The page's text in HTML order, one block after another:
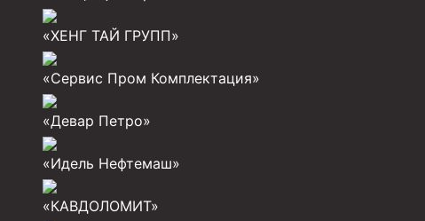
Буровые насосы
Элеваторы трубные
Буровые установки
Циркуляционные системы и оборудование для
«ХЕНГ ТАЙ ГРУПП»
«Сервис Пром Комплектация»
«Девар Петро»
«Идель Нефтемаш»
«КАВДОЛОМИТ»